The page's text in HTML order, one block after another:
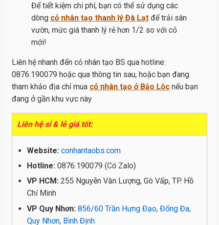
Để tiết kiệm chi phí, bạn có thể sử dụng các
dòng cỏ nhân tạo thanh lý Đà Lạt để trải sân
vườn, mức giá thanh lý rẻ hơn 1/2 so với cỏ
mới!
Liên hệ nhanh đến cỏ nhân tạo BS qua hotline:
0876.190079 hoặc qua thông tin sau, hoặc bạn đang
tham khảo địa chỉ mua cỏ nhân tạo ở Bảo Lộc nếu bạn
đang ở gần khu vực này
Liên hệ sỉ & lẻ giá tốt:
Website: conhantaobs.com
Hotline: 0876.190079 (Có Zalo)
VP HCM: 255 Nguyễn Văn Lượng, Gò Vấp, TP. Hồ
Chí Minh
VP Quy Nhơn: 856/60 Trần Hưng Đạo, Đống Đa,
Quy Nhơn, Bình Định